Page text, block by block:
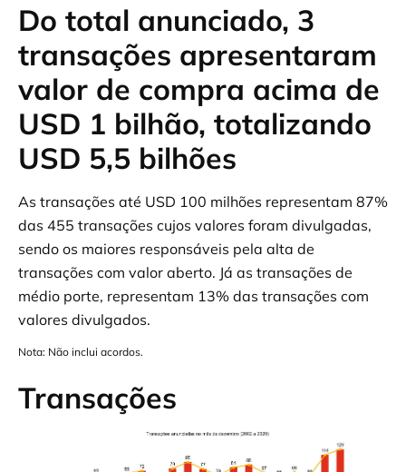
Do total anunciado, 3
transações apresentaram
valor de compra acima de
USD 1 bilhão, totalizando
USD 5,5 bilhões
As transações até USD 100 milhões representam 87%
das 455 transações cujos valores foram divulgadas,
sendo os maiores responsáveis pela alta de
transações com valor aberto. Já as transações de
médio porte, representam 13% das transações com
valores divulgados.
Nota: Não inclui acordos.
Transações